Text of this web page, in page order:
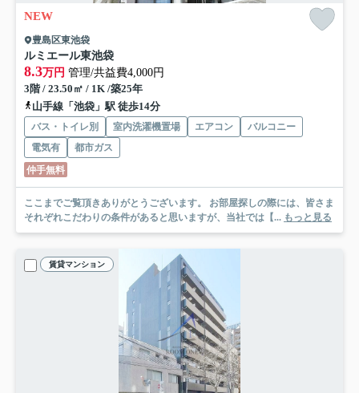
NEW
豊島区東池袋
ルミエール東池袋
8.3万円 管理/共益費4,000円
3階 / 23.50㎡ / 1K /築25年
山手線「池袋」駅 徒歩14分
バス・トイレ別 室内洗濯機置場 エアコン
バルコニー
電気有
都市ガス
仲手無料
ここまでご覧頂きありがとうございます。 お部屋探しの際には、皆さま
それぞれこだわりの条件があると思いますが、当社では【... もっと見る
賃貸マンション